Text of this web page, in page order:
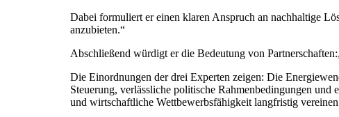
Dabei formuliert er einen klaren Anspruch an nachhaltige
anzubieten.“
Abschließend würdigt er die Bedeutung von
Die Einordnungen der drei Experten zeigen: Die
Steuerung, verlässliche politische Rahmenbedingungen
und wirtschaftliche Wettbewerbsfähigkeit langfristig